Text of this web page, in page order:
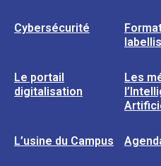
Cybersécurité
Le portail
digitalisation
Les
L’usine du Campus